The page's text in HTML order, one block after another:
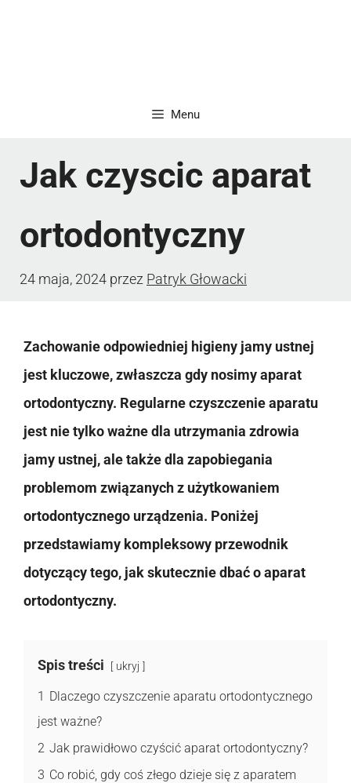
Menu
Jak czyscic aparat
ortodontyczny
24 maja, 2024 przez Patryk Głowacki
Zachowanie odpowiedniej higieny jamy ustnej
jest kluczowe, zwłaszcza gdy nosimy aparat
ortodontyczny. Regularne czyszczenie aparatu
jest nie tylko ważne dla utrzymania zdrowia
jamy ustnej, ale także dla zapobiegania
problemom związanych z użytkowaniem
ortodontycznego urządzenia. Poniżej
przedstawiamy kompleksowy przewodnik
dotyczący tego, jak skutecznie dbać o aparat
ortodontyczny.
Spis treści ukryj
1 Dlaczego czyszczenie aparatu ortodontycznego
jest ważne?
2 Jak prawidłowo czyścić aparat ortodontyczny?
3 Co robić, gdy coś złego dzieje się z aparatem